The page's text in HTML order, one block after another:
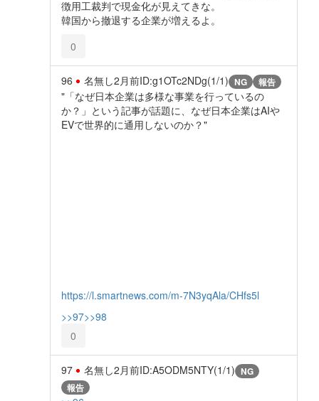
徴用工裁判で現金化が見えてきな。
韓国から撤退する企業が増えるよ。
0
96 名無し2月前ID:g1OTc2NDg(1/1) NG 報告
"「なぜ日本企業は多様な事業を行っているの
か？」という記事が話題に、なぜ日本企業はAIや
EVで世界的に通用しないのか？"
https://l.smartnews.com/m-7N3yqAla/CHfs5l
>>97>>98
0
97 名無し2月前ID:A5ODM5NTY(1/1) NG
報告